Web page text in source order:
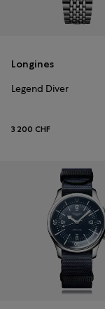
Longines
Legend Diver
3 200 CHF